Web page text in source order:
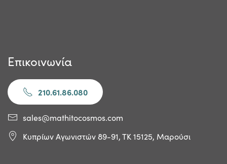
Επικοινωνία
210.61.86.080
sales@mathitocosmos.com
Κυπρίων Αγωνιστών 89-91, ΤΚ 15125, Μαρούσι